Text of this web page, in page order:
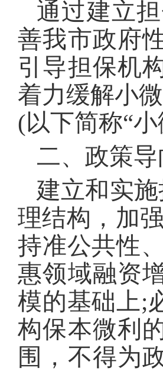
通过建立
善我市政府
引导担保机
着力缓解小
(以下简称“
二、政策导
建立和实
理结构，加
持准公共性
惠领域融资
模的基础上;
构保本微利
围，不得为